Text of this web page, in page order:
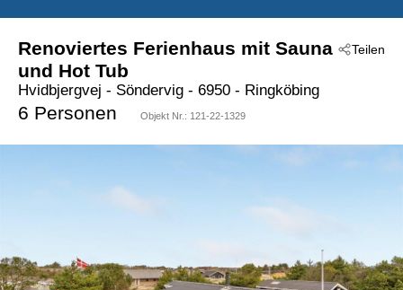
Teilen
Renoviertes Ferienhaus mit Sauna
und Hot Tub
Hvidbjergvej - Söndervig - 6950 - Ringköbing
6 Personen Objekt Nr.: 121-22-1329